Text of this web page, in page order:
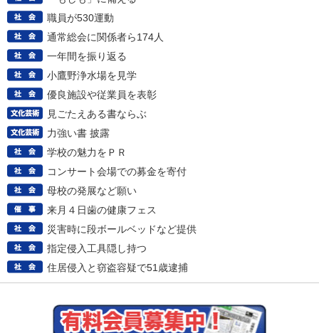
職員が530運動
通常総会に関係者ら174人
一年間を振り返る
小鷹野浄水場を見学
優良施設や従業員を表彰
見ごたえある書ならぶ
力強い書 披露
学校の魅力をＰＲ
コンサート会場での募金を寄付
母校の発展など願い
来月４日歯の健康フェス
災害時に段ボールベッドなど提供
指定侵入工具隠し持つ
住居侵入と窃盗容疑で51歳逮捕